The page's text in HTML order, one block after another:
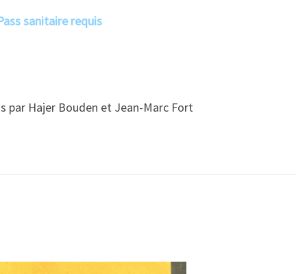
sanitaire requis
par Hajer Bouden et Jean-Marc Fort